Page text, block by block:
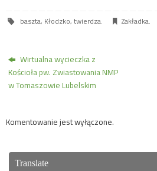
baszta, Kłodzko, twierdza. Zakładka.
Wirtualna wycieczka z
Kościoła pw. Zwiastowania NMP
w Tomaszowie Lubelskim
Komentowanie jest wyłączone.
Translate